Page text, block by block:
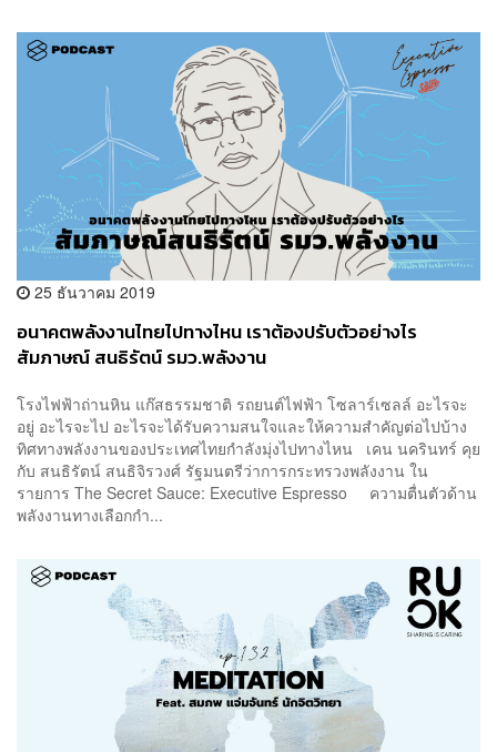
25 ธันวาคม 2019
อนาคตพลังงานไทยไปทางไหน เราต้องปรับตัวอย่างไร
สัมภาษณ์ สนธิรัตน์ รมว.พลังงาน
โรงไฟฟ้าถ่านหิน แก๊สธรรมชาติ รถยนต์ไฟฟ้า โซลาร์เซลล์ อะไรจะ
อยู่ อะไรจะไป อะไรจะได้รับความสนใจและให้ความสำคัญต่อไปบ้าง
ทิศทางพลังงานของประเทศไทยกำลังมุ่งไปทางไหน เคน นครินทร์ คุย
กับ สนธิรัตน์ สนธิจิรวงศ์ รัฐมนตรีว่าการกระทรวงพลังงาน ใน
รายการ The Secret Sauce: Executive Espresso ความตื่นตัวด้าน
พลังงานทางเลือกกำ...